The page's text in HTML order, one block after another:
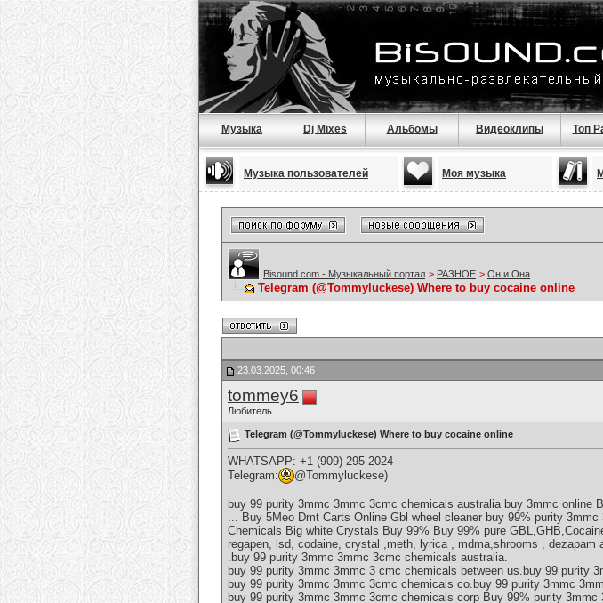
Музыка Dj Mixes Альбомы Видеоклипы Топ
Музыка пользователей Моя музыка
Bisound.com - Музыкальный портал > РАЗНОЕ > Он и Она
Telegram (@Tommyluckese) Where to buy cocaine online
23.03.2025, 00:46
tommey6
Любитель
Telegram (@Tommyluckese) Where to buy cocaine online
WHATSAPP: +1 (909) 295-2024
Telegram:
@Tommyluckese)
buy 99 purity 3mmc 3mmc 3cmc chemicals australia buy 3mmc online
... Buy 5Meo Dmt Carts Online Gbl wheel cleaner buy 99% purity
Chemicals Big white Crystals Buy 99% Buy 99% pure
regapen, lsd, codaine, crystal ,meth, lyrica , mdma,shrooms ,
.buy 99 purity 3mmc 3mmc 3cmc chemicals australia.
buy 99 purity 3mmc 3mmc 3 cmc chemicals between us.buy 99 purity
buy 99 purity 3mmc 3mmc 3cmc chemicals co.buy 99 purity 3mmc
buy 99 purity 3mmc 3mmc 3cmc chemicals corp Buy 99% purity